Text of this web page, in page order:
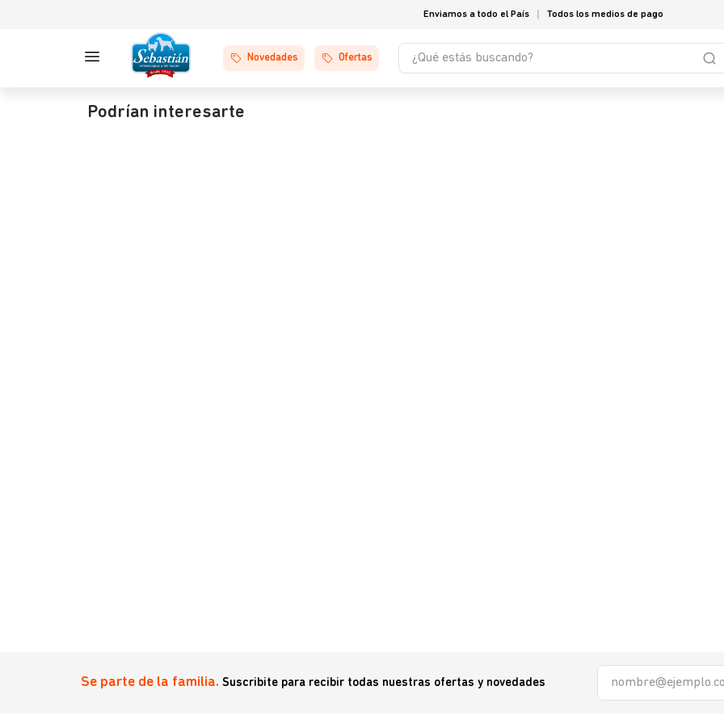
Enviamos a todo el País Todos los medios de pago
Novedades Ofertas
¿Qué estás buscando?
Podrían interesarte
Se parte de la familia. Suscribite para recibir todas nuestras ofertas y novedades